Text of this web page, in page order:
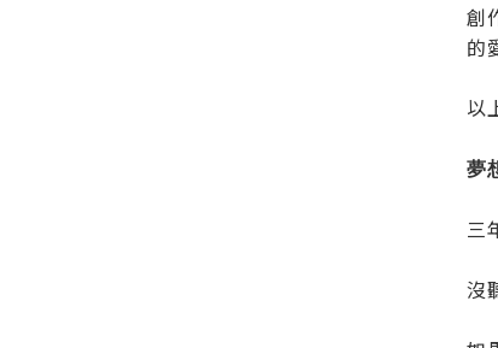
創
的
以
夢
三
沒